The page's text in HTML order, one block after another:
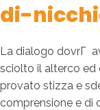
di-
La dialogo dovrГ
sciolto il alterco ed
provato stizza e
comprensione e di